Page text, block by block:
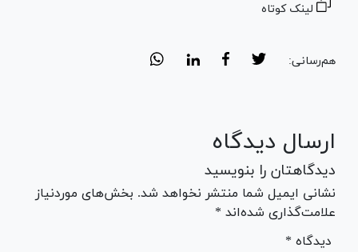
لینک کوتاه
هم‌رسانی:
ارسال دیدگاه
دیدگاهتان را بنویسید
نشانی ایمیل شما منتشر نخواهد شد. بخش‌های موردنیاز
علامت‌گذاری شده‌اند *
* دیدگاه